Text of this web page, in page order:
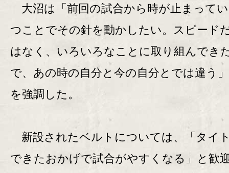
大沼は「前回の試合から時が止まって
つことでその針を動かしたい。スピード
はなく、いろいろなことに取り組んでき
で、あの時の自分と今の自分とでは違う
を強調した。
新設されたベルトについては、「タイ
できたおかげで試合がやすくなる」と歓